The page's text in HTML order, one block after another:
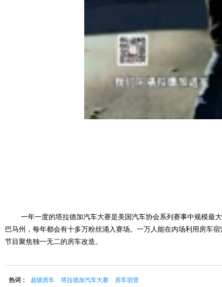
一年一度的塔拉德加汽车大赛是美国汽车协会系列赛事中规模最大
巴马州，每年都会有十多万粉丝涌入赛场。一万人能在内场利用房车
节目聚焦独一无二的房车改造。
热词： 超级房车 塔拉德加汽车大赛 房车宿营